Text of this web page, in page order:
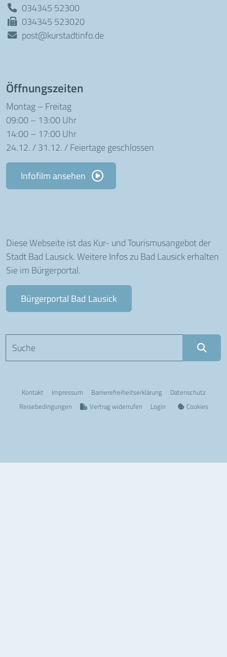
034345 52300
034345 523020
post@kurstadtinfo.de
Öffnungszeiten
Montag – Freitag
09:00 – 13:00 Uhr
14:00 – 17:00 Uhr
24.12. / 31.12. / Feiertage geschlossen
Infofilm ansehen
Diese Webseite ist das Kur- und Tourismusangebot der
Stadt Bad Lausick. Weitere Infos zu Bad Lausick erhalten
Sie im Bürgerportal.
Bürgerportal Bad Lausick
Kontakt Impressum Barriere­freiheits­erklärung
Datenschutz
Reisebedingungen
Vertrag widerrufen Login Cookies